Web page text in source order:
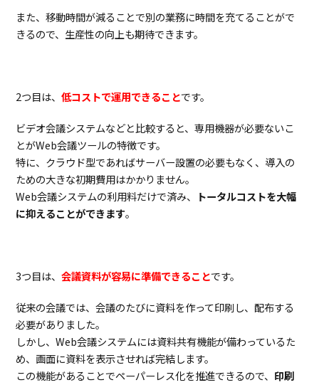
較
3.1.Zoom
Meet
Webex
Meetings
3.5.Chatwork
3.6.Slack
4. 有料で
充実
した
Web
ル比
較
4.1.どこで
も
SHOWY
また、移動時間が減ることで別の業務に時間を充てることがで
きるので、生産性の向上も期待できます。
2つ目は、低コストで運用できることです。
ビデオ会議システムなどと比較すると、専用機器が必要ないこ
とがWeb会議ツールの特徴です。
特に、クラウド型であればサーバー設置の必要もなく、導入の
ための大きな初期費用はかかりません。
Web会議システムの利用料だけで済み、
トータルコストを大幅
に抑えることができます。
3つ目は、会議資料が容易に準備できることです。
従来の会議では、会議のたびに資料を作って印刷し、配布する
必要がありました。
しかし、Web会議システムには資料共有機能が備わっているた
め、画面に資料を表示させれば完結します。
この機能があることでペーパーレス化を推進できるので、 印刷